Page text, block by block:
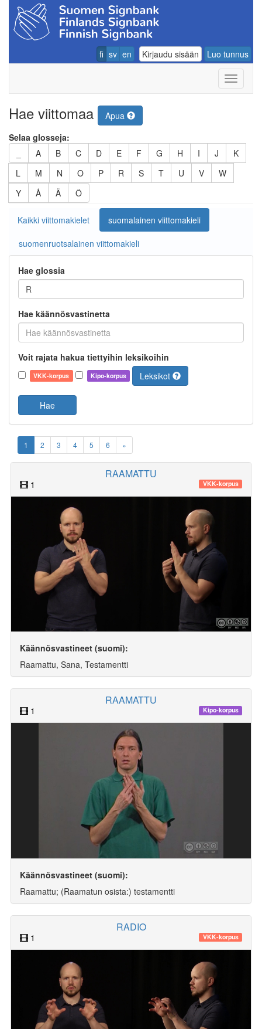
fi sv en Kirjaudu sisään Luo tunnus
Hae viittomaa
Apua
Selaa glosseja:
A B C D E F G H I J
K
L
M N O P R S T U V
W
Y
Å Ä Ö
Kaikki viittomakielet
suomalainen viittomakieli
suomenruotsalainen viittomakieli
Hae glossia
Hae käännösvastinetta
Voit rajata hakua tiettyihin leksikoihin
VKK-korpus Kipo-korpus Leksikot
Hae
1 2 3 4 5 6 »
RAAMATTU
1 VKK-korpus
Käännösvastineet (suomi):
Raamattu, Sana, Testamentti
RAAMATTU
1 Kipo-korpus
Käännösvastineet (suomi):
Raamattu; (Raamatun osista:) testamentti
RADIO
1 VKK-korpus